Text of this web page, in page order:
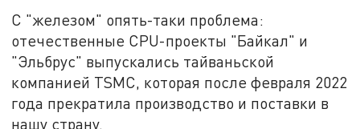
С "железом" опять-таки проблема:
отечественные CPU-проекты "Байкал" и
"Эльбрус" выпускались тайваньской
компанией TSMC, которая после февраля 2022
года прекратила производство и поставки в
нашу страну.